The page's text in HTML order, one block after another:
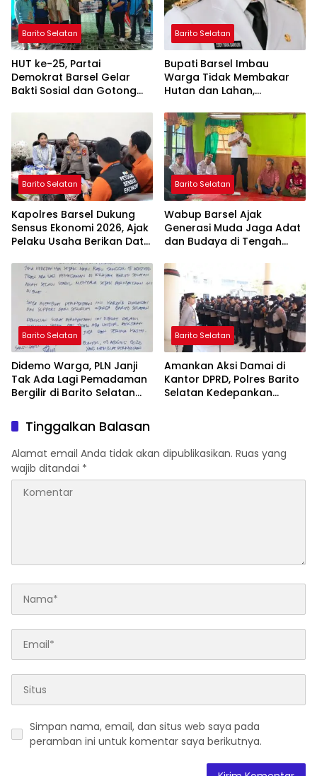
Barito Selatan
HUT ke-25, Partai
Demokrat Barsel Gelar
Bakti Sosial dan Gotong
Ashfiya
Barito Selatan
Bupati Barsel Imbau
Warga Tidak Membakar
Hutan dan Lahan,
Bebas Kabut Asap
Barito Selatan
Kapolres Barsel Dukung
Sensus Ekonomi 2026, Ajak
Pelaku Usaha Berikan Data
Barito Selatan
Wabup Barsel Ajak
Generasi Muda Jaga Adat
dan Budaya di Tengah
Barito Selatan
Didemo Warga, PLN Janji
Tak Ada Lagi Pemadaman
Bergilir di Barito Selatan
Barito Selatan
Amankan Aksi Damai di
Kantor DPRD, Polres Barito
Selatan Kedepankan
Tinggalkan Balasan
Alamat email Anda tidak akan dipublikasikan. Ruas yang
wajib ditandai *
Simpan nama, email, dan situs web saya pada
peramban ini untuk komentar saya berikutnya.